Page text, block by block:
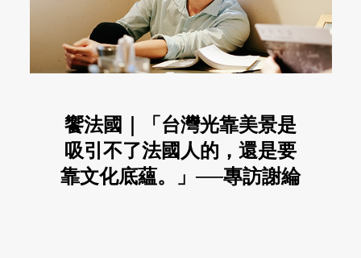
饗法國｜「台灣光靠美景是
吸引不了法國人的，還是要
靠文化底蘊。」──專訪謝綸